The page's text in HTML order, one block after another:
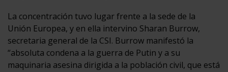
La concentración tuvo lugar frente a la sede de la
Unión Europea, y en ella intervino Sharan Burrow,
secretaria general de la CSI. Burrow manifestó la
“absoluta condena a la guerra de Putin y a su
maquinaria asesina dirigida a la población civil, que está